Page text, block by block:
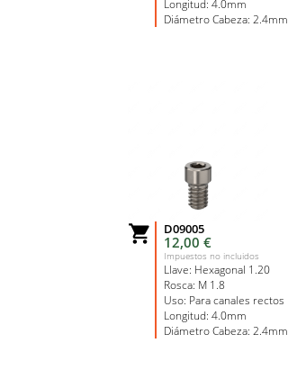
Longitud: 4.0mm
Diámetro Cabeza: 2.4mm
 D09005
12,00 €
Impuestos no incluidos
Llave: Hexagonal 1.20
Rosca: M 1.8
Uso: Para canales rectos
Longitud: 4.0mm
Diámetro Cabeza: 2.4mm